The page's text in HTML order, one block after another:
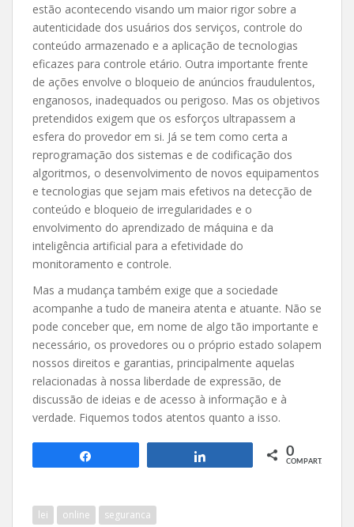
estão acontecendo visando um maior rigor sobre a
autenticidade dos usuários dos serviços, controle do
conteúdo armazenado e a aplicação de tecnologias
eficazes para controle etário. Outra importante frente
de ações envolve o bloqueio de anúncios fraudulentos,
enganosos, inadequados ou perigoso. Mas os objetivos
pretendidos exigem que os esforços ultrapassem a
esfera do provedor em si. Já se tem como certa a
reprogramação dos sistemas e de codificação dos
algoritmos, o desenvolvimento de novos equipamentos
e tecnologias que sejam mais efetivos na detecção de
conteúdo e bloqueio de irregularidades e o
envolvimento do aprendizado de máquina e da
inteligência artificial para a efetividade do
monitoramento e controle.
Mas a mudança também exige que a sociedade
acompanhe a tudo de maneira atenta e atuante. Não se
pode conceber que, em nome de algo tão importante e
necessário, os provedores ou o próprio estado solapem
nossos direitos e garantias, principalmente aquelas
relacionadas à nossa liberdade de expressão, de
discussão de ideias e de acesso à informação e à
verdade. Fiquemos todos atentos quanto a isso.
Compartilhar 0
COMPART.
lei online seguranca